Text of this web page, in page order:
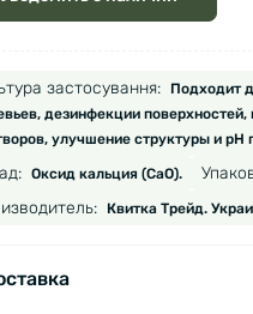
застосування:
Подходит
дезинфекции поверхностей,
улучшение структуры и рН
Оксид кальция (CaO).
Квитка Трейд.